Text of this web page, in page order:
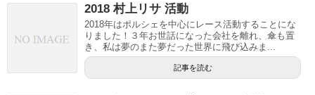
2018 村上リサ 活動
2018年はポルシェを中心にレース活動することにな
りました！３年お世話になった会社を離れ、傘も置
き、私は夢のまた夢だった世界に飛び込みま...
記事を読む